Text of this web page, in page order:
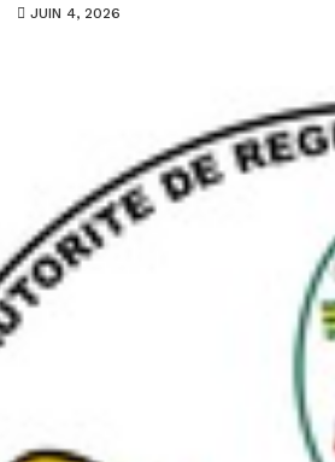
JUIN 4, 2026